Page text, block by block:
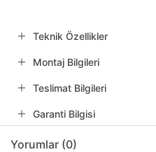
Teknik Özellikler
Montaj Bilgileri
Teslimat Bilgileri
Garanti Bilgisi
Yorumlar (0)